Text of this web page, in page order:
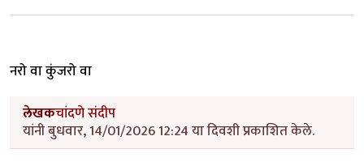
नरो वा कुंजरो वा
लेखकचांदणे संदीप
यांनी बुधवार, 14/01/2026 12:24 या दिवशी प्रकाशित केले.